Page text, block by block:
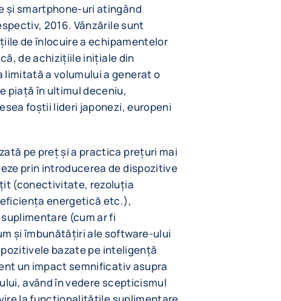
și smartphone-uri atingând
2016. Vânzările sunt
de înlocuire a echipamentelor
de achizițiile inițiale din
a volumului a generat o
piață în ultimul deceniu,
foștii lideri japonezi, europeni
pe preț și a practica prețuri mai
prin introducerea de dispozitive
(conectivitate, rezoluția
energetică etc.),
(cum ar fi
și îmbunătățiri ale software-ului
bazate pe inteligență
un impact semnificativ asupra
având în vedere scepticismul